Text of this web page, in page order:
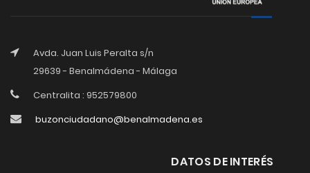
Avda. Juan Luis Peralta s/n
29639 - Benalmádena - Málaga
Centralita : 952579800
buzonciudadano@benalmadena.es
DATOS DE INTERÉS